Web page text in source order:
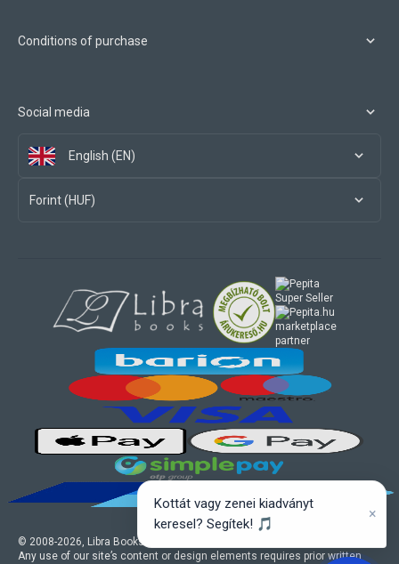
Conditions of purchase
Social media
English (EN)
Forint (HUF)
© 2008-2026, Libra Books Ltd. All rights reserved.
Any use of our site’s content or design elements requires prior written
marketplace
partner
Kottát vagy zenei kiadványt
keresel? Segítek! 🎵
×